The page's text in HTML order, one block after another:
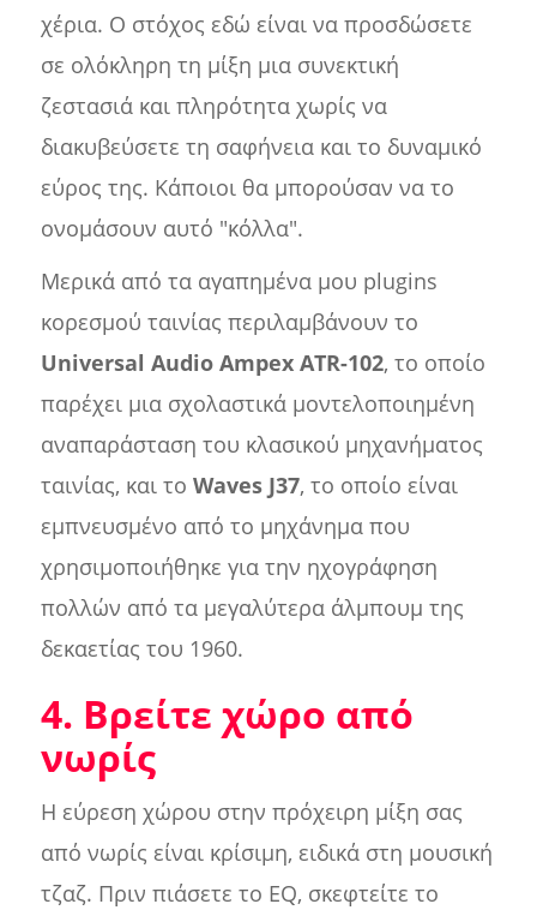
χέρια. Ο στόχος εδώ είναι να προσδώσετε
σε ολόκληρη τη μίξη μια συνεκτική
ζεστασιά και πληρότητα χωρίς να
διακυβεύσετε τη σαφήνεια και το δυναμικό
εύρος της. Κάποιοι θα μπορούσαν να το
ονομάσουν αυτό "κόλλα".
Μερικά από τα αγαπημένα μου plugins
κορεσμού ταινίας περιλαμβάνουν το
Universal Audio Ampex ATR-102, το οποίο
παρέχει μια σχολαστικά μοντελοποιημένη
αναπαράσταση του κλασικού μηχανήματος
ταινίας, και το Waves J37, το οποίο είναι
εμπνευσμένο από το μηχάνημα που
χρησιμοποιήθηκε για την ηχογράφηση
πολλών από τα μεγαλύτερα άλμπουμ της
δεκαετίας του 1960.
4. Βρείτε χώρο από
νωρίς
Η εύρεση χώρου στην πρόχειρη μίξη σας
από νωρίς είναι κρίσιμη, ειδικά στη μουσική
τζαζ. Πριν πιάσετε το EQ, σκεφτείτε το